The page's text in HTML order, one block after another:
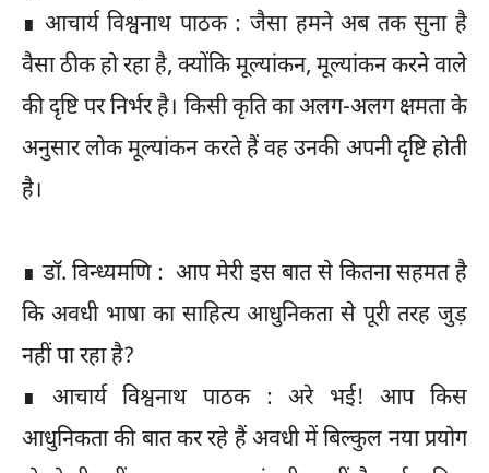
∎ आचार्य विश्वनाथ पाठक : जैसा हमने अब तक सुना है
वैसा ठीक हो रहा है, क्योंकि मूल्यांकन, मूल्यांकन करने वाले
की दृष्टि पर निर्भर है। किसी कृति का अलग-अलग क्षमता के
अनुसार लोक मूल्यांकन करते हैं वह उनकी अपनी दृष्टि होती
है।
∎ डॉ. विन्ध्यमणि : आप मेरी इस बात से कितना सहमत है
कि अवधी भाषा का साहित्य आधुनिकता से पूरी तरह जुड़
नहीं पा रहा है?
∎ आचार्य विश्वनाथ पाठक : अरे भई! आप किस
आधुनिकता की बात कर रहे हैं अवधी में बिल्कुल नया प्रयोग